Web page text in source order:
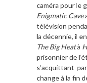
caméra pour le
Enigmatic Cave
télévision
la décennie, il
The Big Heatà
prisonnier de
s’acquittant
change à la fin